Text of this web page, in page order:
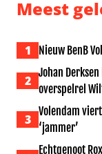
Meest
1 Nieuw BenB
2
Johan
overspelrel
3
Volendam
‘jammer’
Echtgenoot